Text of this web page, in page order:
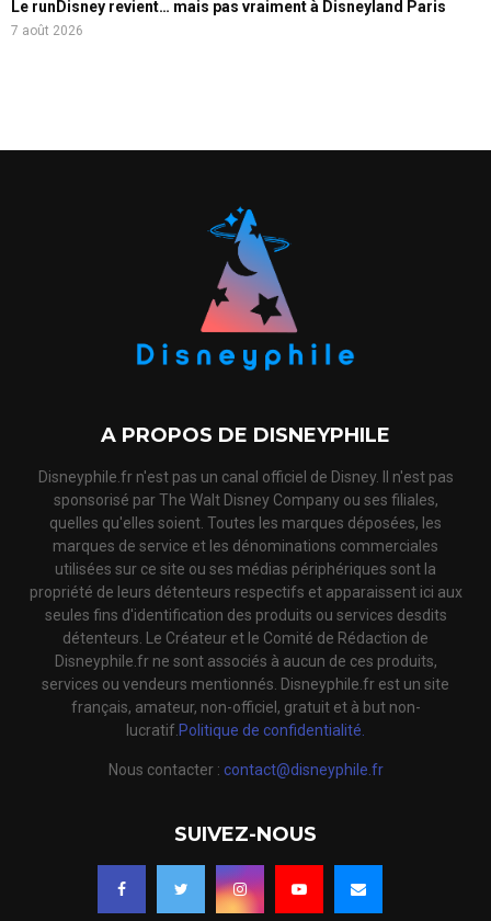
Le runDisney revient… mais pas vraiment à Disneyland Paris
7 août 2026
A PROPOS DE DISNEYPHILE
Disneyphile.fr n'est pas un canal officiel de Disney. Il n'est pas
sponsorisé par The Walt Disney Company ou ses filiales,
quelles qu'elles soient. Toutes les marques déposées, les
marques de service et les dénominations commerciales
utilisées sur ce site ou ses médias périphériques sont la
propriété de leurs détenteurs respectifs et apparaissent ici aux
seules fins d'identification des produits ou services desdits
détenteurs. Le Créateur et le Comité de Rédaction de
Disneyphile.fr ne sont associés à aucun de ces produits,
services ou vendeurs mentionnés. Disneyphile.fr est un site
français, amateur, non-officiel, gratuit et à but non-
lucratif. Politique de confidentialité.
Nous contacter : contact@disneyphile.fr
SUIVEZ-NOUS